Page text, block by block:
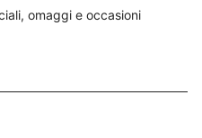
omaggi e occasioni